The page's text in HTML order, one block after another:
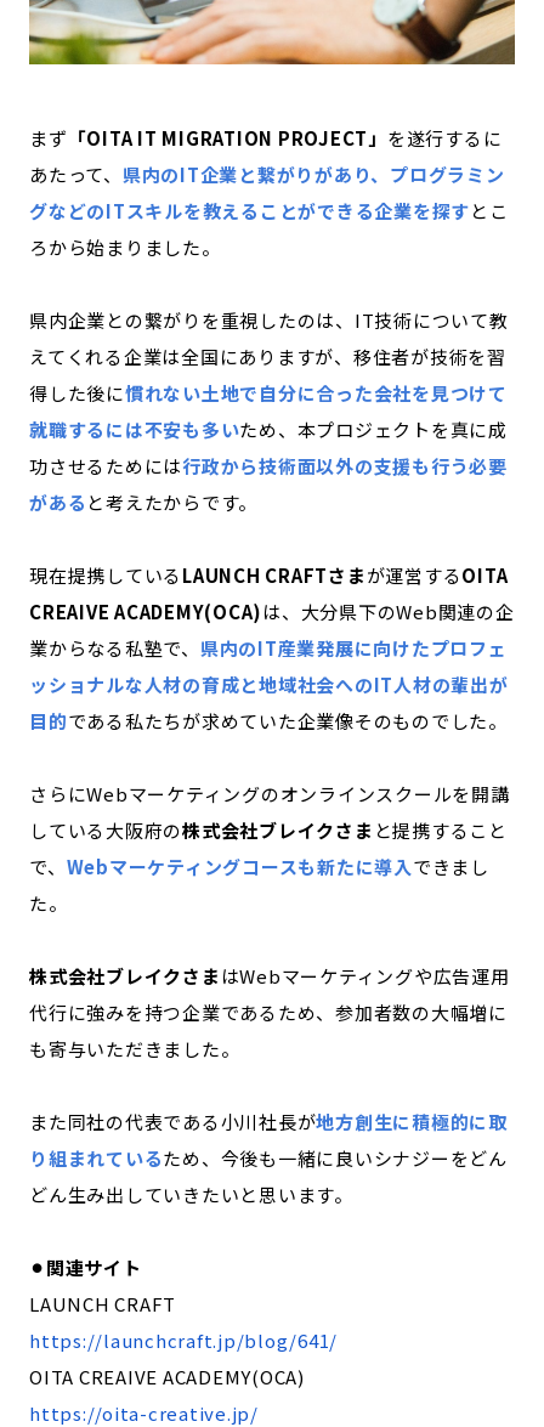
まず 「OITA IT MIGRATION PROJECT」 を遂行するに
あたって、 県内のIT企業と繋がりがあり、プログラミン
グなどのITスキルを教えることができる企業を探すとこ
ろから始まりました。
県内企業との繋がりを重視したのは、IT技術について教
えてくれる企業は全国にありますが、移住者が技術を習
得した後に慣れない土地で自分に合った会社を見つけて
就職するには不安も多いため、本プロジェクトを真に成
功させるためには行政から技術面以外の支援も行う必要
がある と考えたからです。
現在提携しているLAUNCH CRAFTさまが運営するOITA
CREAIVE ACADEMY(OCA)は、大分県下のWeb関連の企
業からなる私塾で、 県内のIT産業発展に向けたプロフェ
ッショナルな人材の育成と地域社会へのIT人材の輩出が
目的である私たちが求めていた企業像そのものでした。
さらにWebマーケティングのオンラインスクールを開講
している大阪府の株式会社ブレイクさま と提携すること
で、 Webマーケティングコースも新たに導入でき まし
た。
株式会社ブレイクさま はWebマーケティングや広告運用
代行に強みを持つ企業であるため、参加者数の大幅増に
も寄与いただきました。
また同社の代表である小川社長が地方創生に積極的に取
り組まれているため、今後も一緒に良いシナジーをどん
どん生み出していきたいと思います。
⚫︎関連サイト
LAUNCH CRAFT
https://launchcraft.jp/blog/641/
OITA CREAIVE ACADEMY(OCA)
https://oita-creative.jp/